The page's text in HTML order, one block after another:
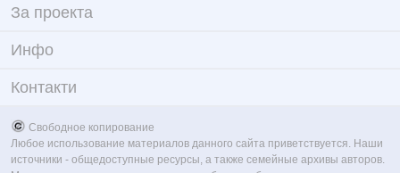
За проекта
Инфо
Контакти
Свободное копирование
Любое использование материалов данного сайта приветствуется. Наши
источники - общедоступные ресурсы, а также семейные архивы авторов.